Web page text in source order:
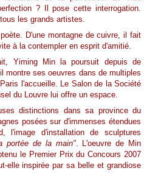
? Il pose cette interrogation.
les grands artistes.
D'une montagne de cuivre, il fait
à la contempler en esprit d'amitié.
Yiming Min la poursuit depuis de
montre ses oeuvres dans de multiples
l'accueille. Le Salon de la Société
du Louvre lui offre un espace.
distinctions dans sa province du
posées sur d'immenses étendues
l'image d'installation de sculptures
portée de la main". L'oeuvre de Min
le Premier Prix du Concours 2007
elle inspirée par sa belle et grandiose